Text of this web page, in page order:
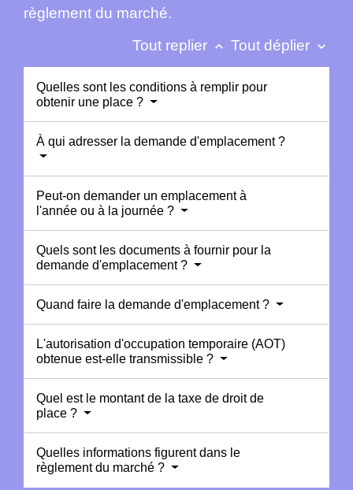
règlement du marché.
Tout replier keyboard_arrow_up Tout déplier keyboard_arrow_down
Quelles sont les conditions à remplir pour
obtenir une place ?
À qui adresser la demande d'emplacement ?
Peut-on demander un emplacement à
l'année ou à la journée ?
Quels sont les documents à fournir pour la
demande d'emplacement ?
Quand faire la demande d'emplacement ?
L'autorisation d'occupation temporaire (AOT)
obtenue est-elle transmissible ?
Quel est le montant de la taxe de droit de
place ?
Quelles informations figurent dans le
règlement du marché ?